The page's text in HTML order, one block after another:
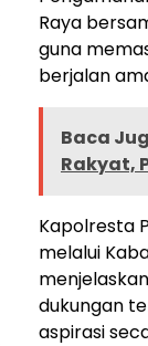
Raya
guna
berjalan
Baca
Rakyat,
Kapolresta
melalui
dukungan
aspirasi